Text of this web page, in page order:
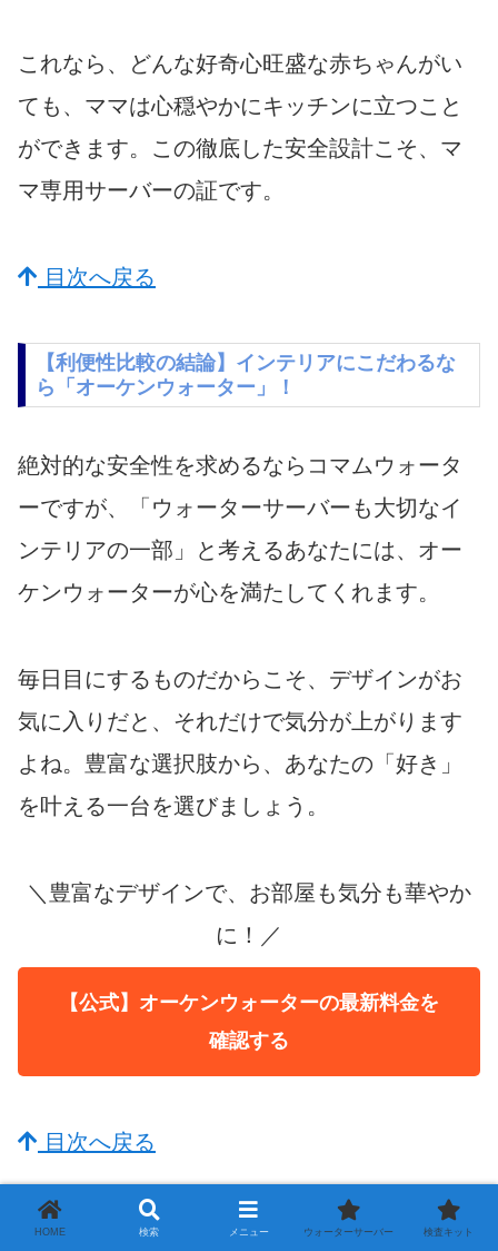
これなら、どんな好奇心旺盛な赤ちゃんがい
ても、ママは心穏やかにキッチンに立つこと
ができます。この徹底した安全設計こそ、マ
マ専用サーバーの証です。
目次へ戻る
【利便性比較の結論】インテリアにこだわるな
ら「オーケンウォーター」！
絶対的な安全性を求めるならコマムウォータ
ーですが、「ウォーターサーバーも大切なイ
ンテリアの一部」と考えるあなたには、オー
ケンウォーターが心を満たしてくれます。
毎日目にするものだからこそ、デザインがお
気に入りだと、それだけで気分が上がります
よね。豊富な選択肢から、あなたの「好き」
を叶える一台を選びましょう。
＼豊富なデザインで、お部屋も気分も華やか
に！／
【公式】オーケンウォーターの最新料金を
確認する
目次へ戻る
【最終結論】あなたの家族を本当に幸せに
HOME 検索 メニュー ウォーターサーバー 検査キット